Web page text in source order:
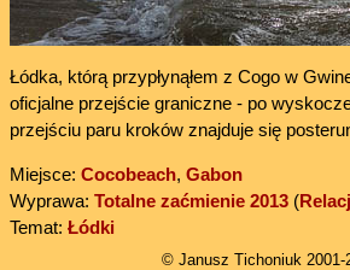
Łódka, którą przypłynąłem z Cogo w
oficjalne przejście graniczne - po
przejściu paru kroków znajduje się
Miejsce: Cocobeach, Gabon
Wyprawa: Totalne zaćmienie 2013(
Temat: Łódki
© Janusz Tichoniuk 2001-